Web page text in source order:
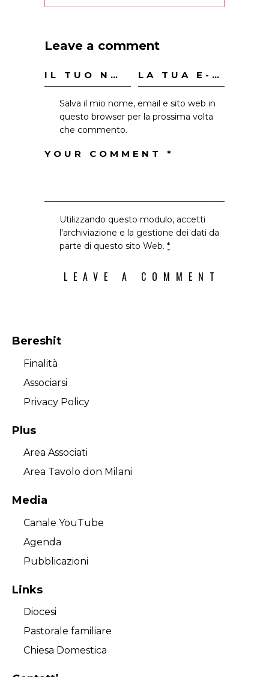
Leave a comment
Salva il mio nome, email e sito web in
questo browser per la prossima volta
che commento.
Utilizzando questo modulo, accetti
l'archiviazione e la gestione dei dati da
parte di questo sito Web.*
Bereshit
Finalità
Associarsi
Privacy Policy
Plus
Area Associati
Area Tavolo don Milani
Media
Canale YouTube
Agenda
Pubblicazioni
Links
Diocesi
Pastorale familiare
Chiesa Domestica